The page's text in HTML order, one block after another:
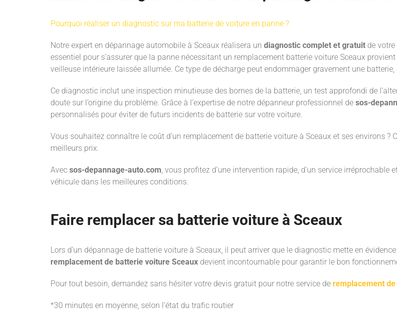
Pourquoi réaliser un diagnostic sur ma batterie de voiture en panne ?
Notre expert en dépannage automobile à Sceaux réalisera un diagnostic complet et gratuit de
essentiel pour s’assurer que la panne nécessitant un remplacement batterie voiture Sceaux
veilleuse intérieure laissée allumée. Ce type de décharge peut endommager gravement une
Ce diagnostic inclut une inspection minutieuse des bornes de la batterie, un test approfondi de
doute sur l’origine du problème. Grâce à l’expertise de notre dépanneur professionnel de sos-
personnalisés pour éviter de futurs incidents de batterie sur votre voiture.
Vous souhaitez connaître le coût d’un remplacement de batterie voiture à Sceaux et ses environs ?
meilleurs prix.
Avec sos-depannage-auto.com, vous profitez d’une intervention rapide, d’un service
véhicule dans les meilleures conditions.
Faire remplacer sa batterie voiture à Sceaux
Lors d’un dépannage de batterie voiture à Sceaux, il peut arriver que le diagnostic mette en
remplacement de batterie voiture Sceaux devient incontournable pour garantir le bon
Pour tout besoin, demandez sans hésiter votre devis gratuit pour notre service de remplacement
*30 minutes en moyenne, selon l’état du trafic routier